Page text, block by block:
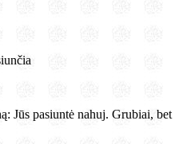
Jūs pasiuntė nahuj. Grubiai,